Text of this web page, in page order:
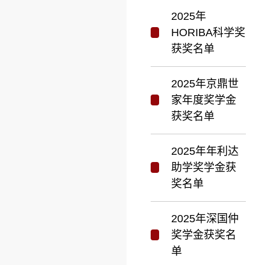
2025年
HORIBA科学奖
获奖名单
2025年京鼎世
家年度奖学金
获奖名单
2025年年利达
助学奖学金获
奖名单
2025年深国仲
奖学金获奖名
单